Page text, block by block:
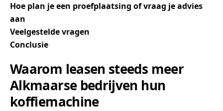
Hoe plan je een proefplaatsing of vraag je advies
aan
Veelgestelde vragen
Conclusie
Waarom leasen steeds meer
Alkmaarse bedrijven hun
koffiemachine